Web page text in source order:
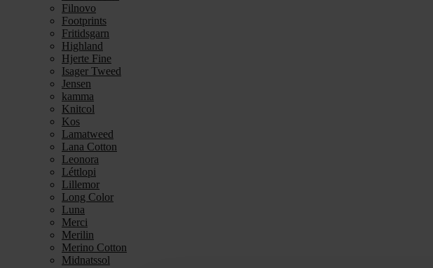
Filnovo
Footprints
Fritidsgarn
Highland
Hjerte Fine
Isager Tweed
Jensen
kamma
Knitcol
Kos
Lamatweed
Lana Cotton
Leonora
Léttlopi
Lillemor
Long Color
Luna
Merci
Merilin
Merino Cotton
Midnatssol